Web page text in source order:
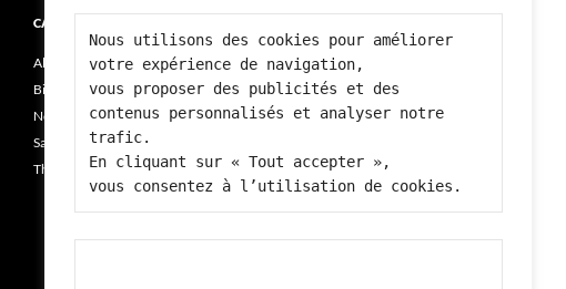
Nous utilisons des cookies pour améliorer
votre expérience de navigation,
vous proposer des publicités et des
contenus personnalisés et analyser notre
trafic.
En cliquant sur « Tout accepter »,
vous consentez à l’utilisation de cookies.
CATÉGORIES
Alimentation
Bien-être
Non classé
Santé
Thérapie